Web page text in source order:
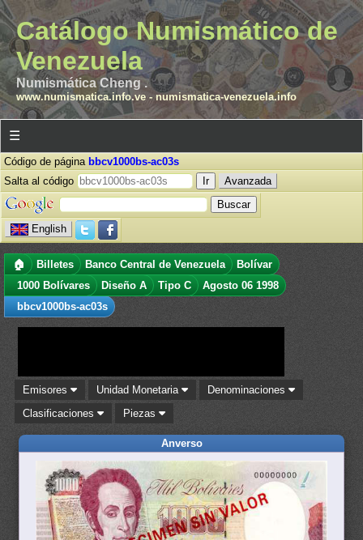
Catálogo Numismático de
Venezuela
Numismática Cheng .
www.numismatica.info.ve- numismatica-venezuela.info
☰
Código de página bbcv1000bs-ac03s
Salta al código
Avanzada
English
🏠 Billetes Banco Central de Venezuela
Bolívar
1000 Bolívares
Diseño A Tipo C
Agosto 06 1998
bbcv1000bs-ac03s
Emisores Unidad Monetaria
Denominaciones
Clasificaciones
Piezas
Anverso